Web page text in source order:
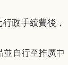
政手續費後，
並自行至推廣中